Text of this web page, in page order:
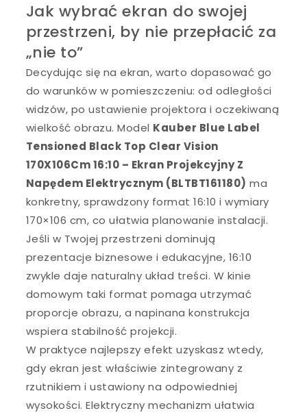
Jak wybrać ekran do swojej
przestrzeni, by nie przepłacić za
„nie to”
Decydując się na ekran, warto dopasować go
do warunków w pomieszczeniu: od odległości
widzów, po ustawienie projektora i oczekiwaną
wielkość obrazu. Model Kauber Blue Label
Tensioned Black Top Clear Vision
170X106Cm 16:10 – Ekran Projekcyjny Z
Napędem Elektrycznym (BLTBT161180) ma
konkretny, sprawdzony format 16:10 i wymiary
170×106 cm, co ułatwia planowanie instalacji.
Jeśli w Twojej przestrzeni dominują
prezentacje biznesowe i edukacyjne, 16:10
zwykle daje naturalny układ treści. W kinie
domowym taki format pomaga utrzymać
proporcje obrazu, a napinana konstrukcja
wspiera stabilność projekcji.
W praktyce najlepszy efekt uzyskasz wtedy,
gdy ekran jest właściwie zintegrowany z
rzutnikiem i ustawiony na odpowiedniej
wysokości. Elektryczny mechanizm ułatwia